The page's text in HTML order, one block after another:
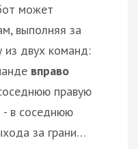
может
выполняя за
двух команд:
вправо
правую
- в соседнюю
за грани…